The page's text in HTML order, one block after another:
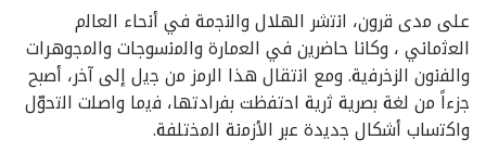
ﻋﻠﻰ ﻣدى ﻗرون، اﻧﺗﺷر اﻟﮭﻼل واﻟﻧﺟﻣﺔ ﻓﻲ أﻧﺣﺎء اﻟﻌﺎﻟم
اﻟﻌﺛﻣﺎﻧﻲ ، وﻛﺎﻧﺎ ﺣﺎﺿرﯾن ﻓﻲ اﻟﻌﻣﺎرة واﻟﻣﻧﺳوﺟﺎت واﻟﻣﺟوھرات
واﻟﻔﻧون اﻟزﺧرﻓﯾﺔ. وﻣﻊ اﻧﺗﻘﺎل ھذا اﻟرﻣز ﻣن ﺟﯾل إﻟﻰ آﺧر، أﺻﺑﺢ
ﺟزءاً ﻣن ﻟﻐﺔ ﺑﺻرﯾﺔ ﺛرﯾﺔ اﺣﺗﻔظت ﺑﻔرادﺗﮭﺎ، ﻓﯾﻣﺎ واﺻﻠت اﻟﺗﺣوّل
واﻛﺗﺳﺎب أﺷﻛﺎل ﺟدﯾدة ﻋﺑر اﻷزﻣﻧﺔ اﻟﻣﺧﺗﻠﻔﺔ.